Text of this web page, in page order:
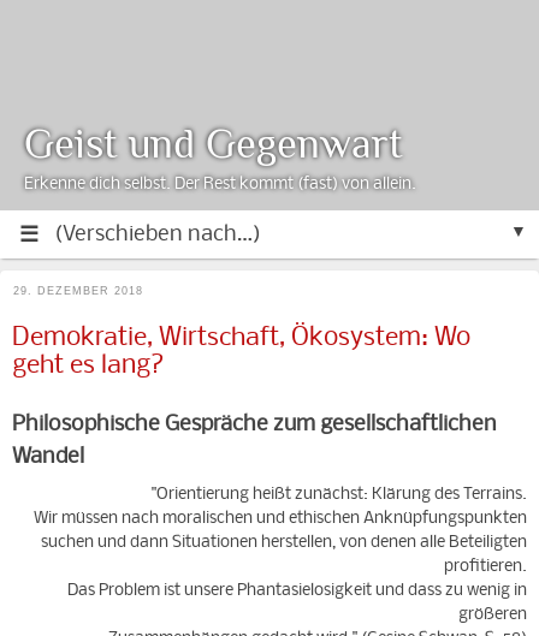
▼
Geist und Gegenwart
Erkenne dich selbst. Der Rest kommt (fast) von allein.
29. DEZEMBER 2018
Demokratie, Wirtschaft, Ökosystem: Wo
geht es lang?
Philosophische Gespräche zum gesellschaftlichen
Wandel
"Orientierung heißt zunächst: Klärung des Terrains.
Wir müssen nach moralischen und ethischen Anknüpfungspunkten
suchen und dann Situationen herstellen, von denen alle Beteiligten
profitieren.
Das Problem ist unsere Phantasielosigkeit und dass zu wenig in
größeren